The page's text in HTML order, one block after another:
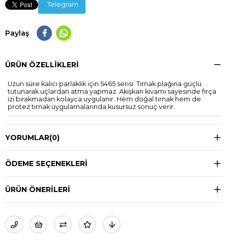
Telegram
Paylaş
ÜRÜN ÖZELLIKLERI
Uzun süre kalıcı parlaklık için 5465 serisi. Tırnak plağına güçlü
tutunarak uçlardan atma yapmaz. Akışkan kıvamı sayesinde fırça
izi bırakmadan kolayca uygulanır. Hem doğal tırnak hem de
protez tırnak uygulamalarında kusursuz sonuç verir.
YORUMLAR(0)
ÖDEME SEÇENEKLERI
ÜRÜN ÖNERILERI